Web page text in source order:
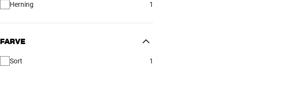
Herning 1
FARVE
Sort 1